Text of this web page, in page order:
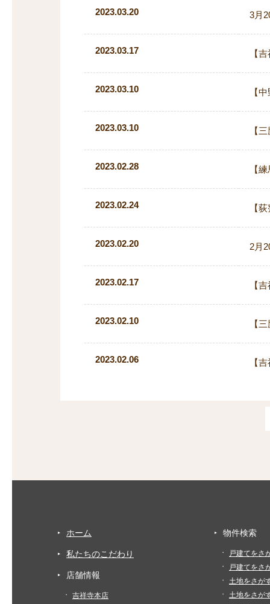
2023.03.20 3月
2023.03.17 【
2023.03.10 【
2023.03.10 【
2023.02.28 【
2023.02.24 【
2023.02.20 2月
2023.02.17 【
2023.02.10 【
2023.02.06 【
ホーム
私たちのこだわり
店舗情報
吉祥寺本店
物件検索
戸建てをさ
戸建てをさ
土地をさが
土地をさが